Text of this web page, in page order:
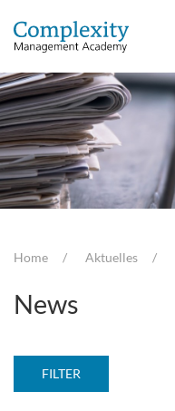
Home Aktuelles
News
FILTER